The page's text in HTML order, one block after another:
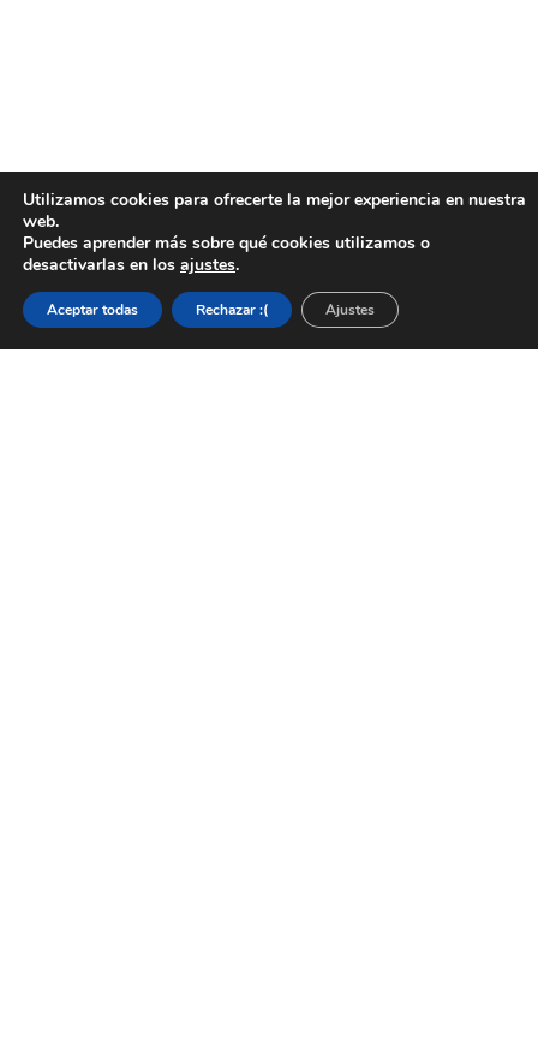
Utilizamos cookies para ofrecerte la mejor experiencia en nuestra
web.
Puedes aprender más sobre qué cookies utilizamos o
desactivarlas en los ajustes.
Aceptar todas Rechazar :( Ajustes